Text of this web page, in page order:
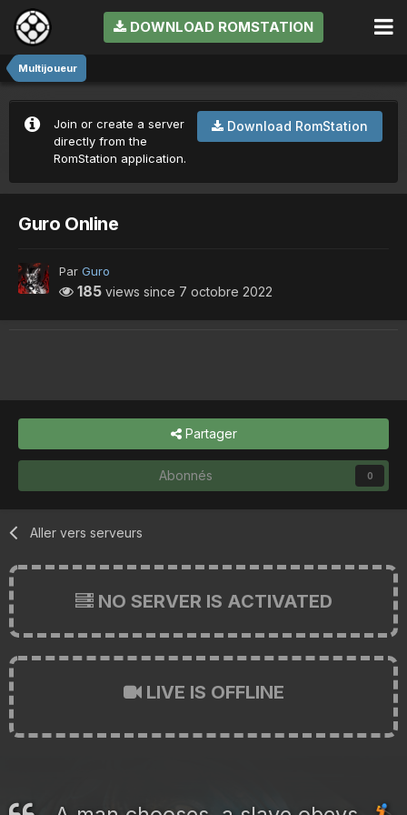
DOWNLOAD ROMSTATION
Multijoueur
Download RomStation
Join or create a server
directly from the
RomStation application.
Guro Online
Par Guro
185 views since 7 octobre 2022
Partager
Abonnés 0
Aller vers serveurs
NO SERVER IS ACTIVATED
LIVE IS OFFLINE